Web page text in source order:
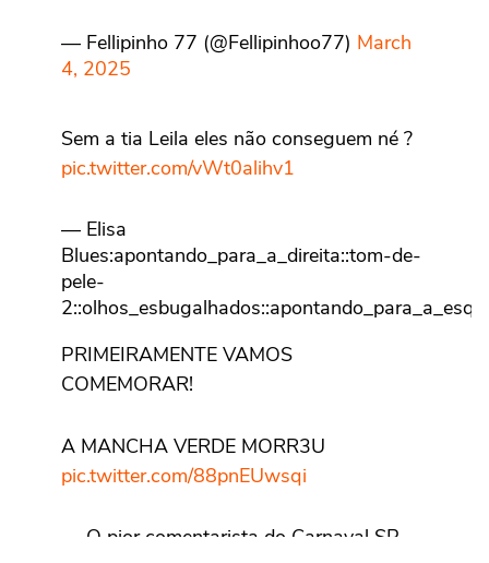
— Fellipinho 77 (@Fellipinhoo77) March
4, 2025
Sem a tia Leila eles não conseguem né ?
pic.twitter.com/vWt0alihv1
— Elisa
Blues:apontando_para_a_direita::tom-de-
pele-
PRIMEIRAMENTE VAMOS
COMEMORAR!
A MANCHA VERDE MORR3U
pic.twitter.com/88pnEUwsqi
— O pior comentarista do Carnaval SP